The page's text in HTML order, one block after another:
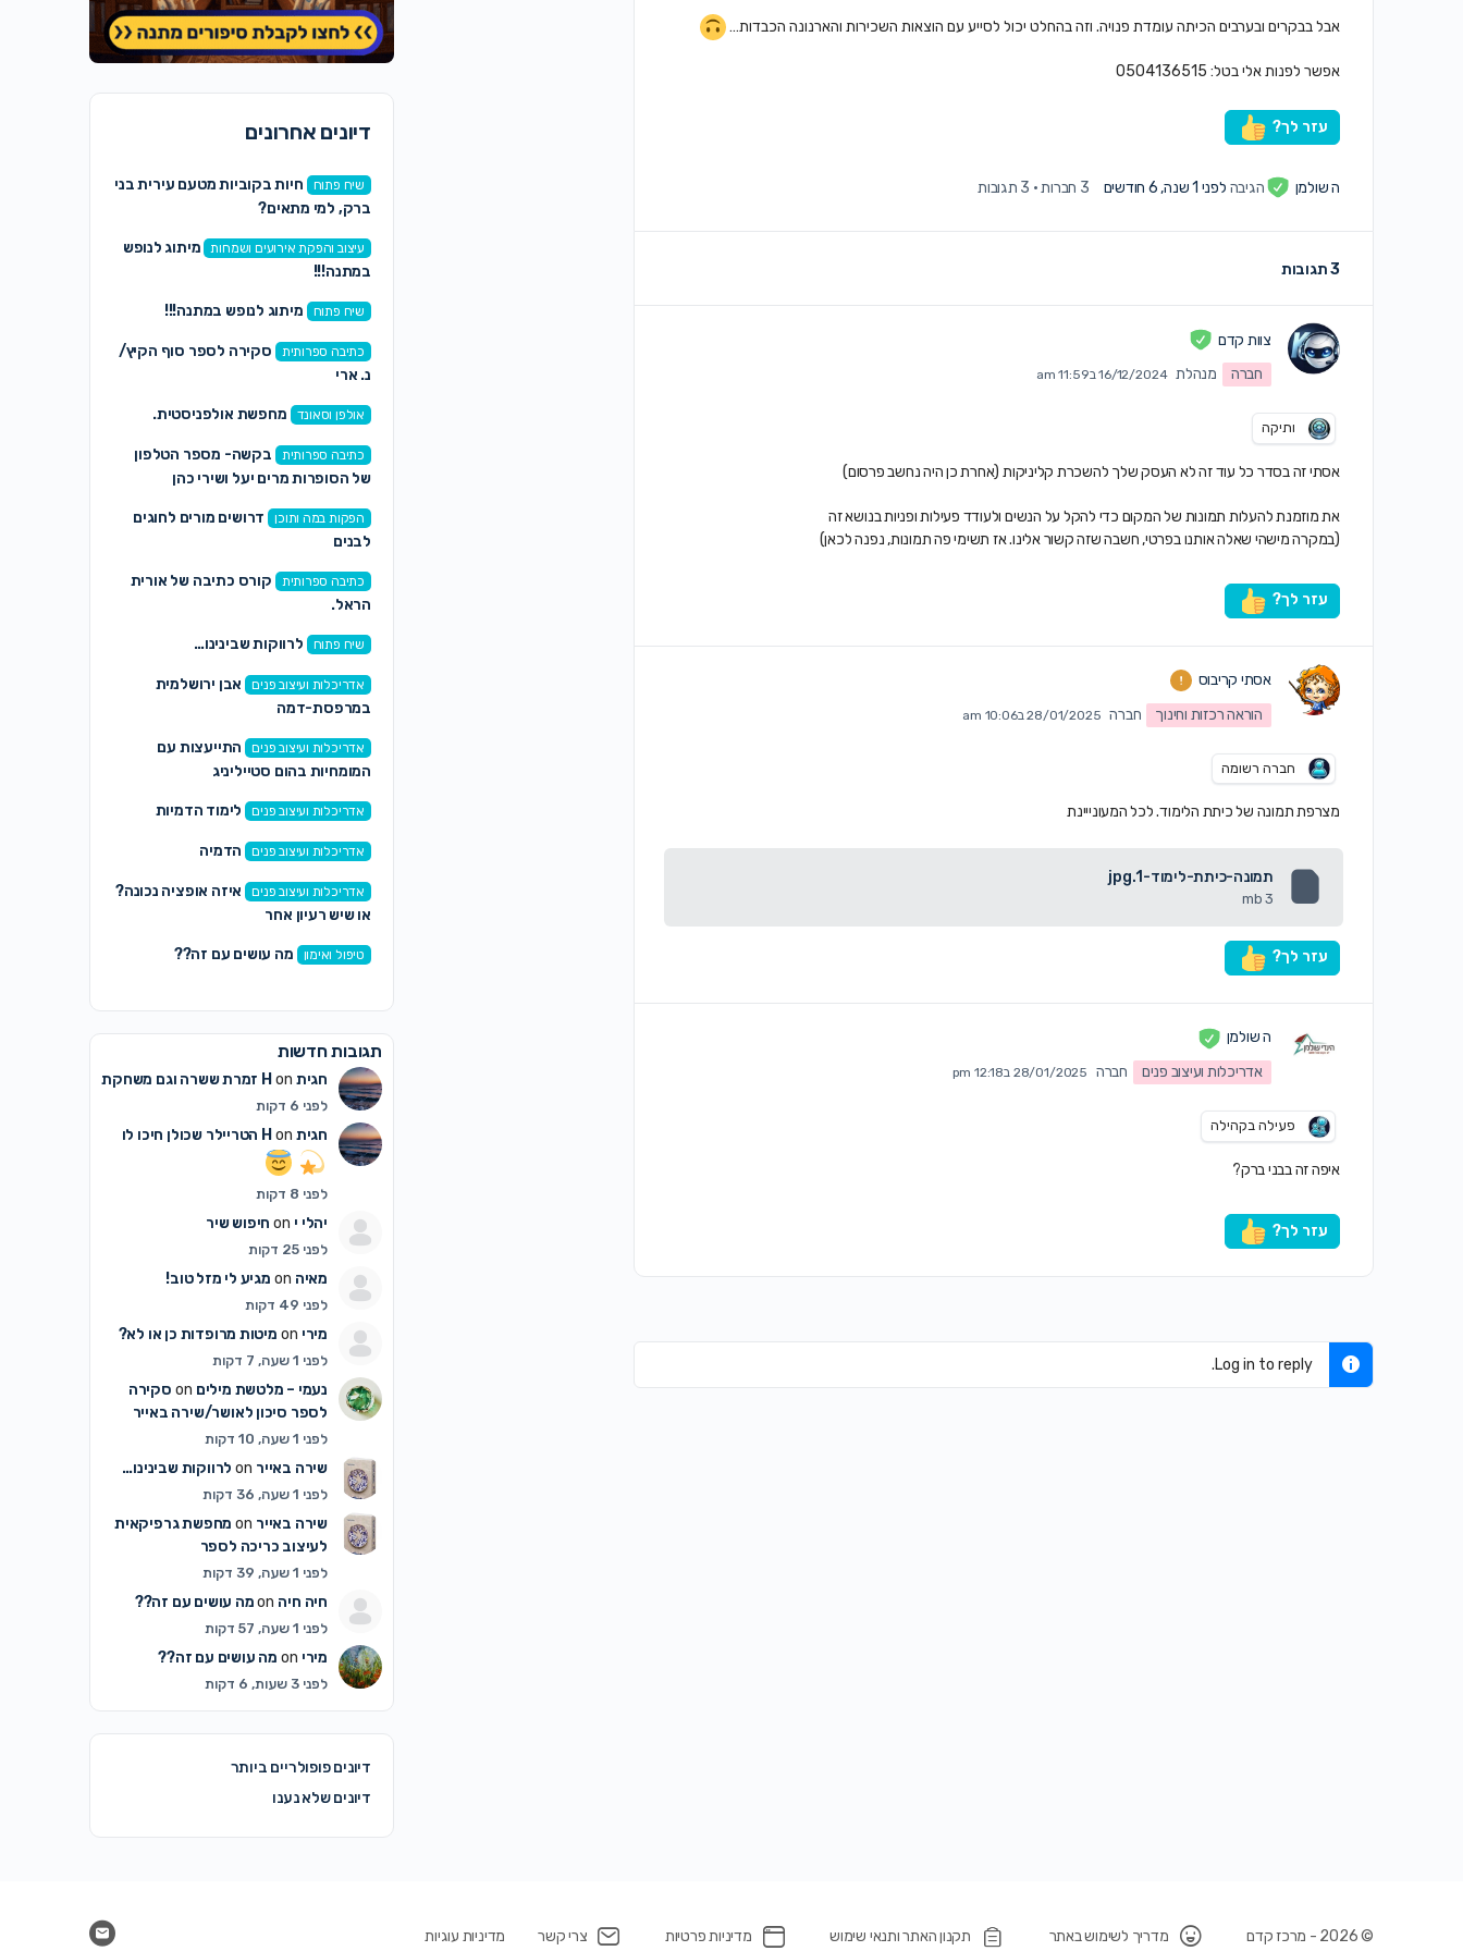
אבל בבקרים ובערבים הכיתה עומדת פנויה. וזה בהחלט יכול לסייע עם הוצאות השכירות והארנונה הכבדות…
אפשר לפנות אלי בטל: 0504136515
עזר לך?
ה שולמן הגיבה לפני 1 שנה, 6 חודשים 3 חברות · 3 תגובות
3 תגובות
צוות קדם
חברה
מנהלת 16/12/2024 ב11:59 am
ותיקה
אסתי זה בסדר כל עוד זה לא העסק שלך להשכרת קליניקות (אחרת כן היה נחשב פרסום)
את מוזמנת להעלות תמונות של המקום כדי להקל על הנשים ולעודד פעילות ופניות בנושא זה
(במקרה מישהי שאלה אותנו בפרטי, חשבה שזה קשור אלינו. אז תשימי פה תמונות, נפנה לכאן)
עזר לך?
אסתי קריבוס
הוראה רכזות וחינוך
חברה 28/01/2025 ב10:06 am
חברה רשומה
מצרפת תמונה של כיתת הלימוד. לכל המעונייינת
תמונה-כיתת-לימוד-1.jpg
3 mb
עזר לך?
ה שולמן
אדריכלות ועיצוב פנים
חברה 28/01/2025 ב12:18 pm
פעילה בקהילה
איפה זה בבני ברק?
עזר לך?
Log in to reply.
דיונים אחרונים
שיח פתוח
חיות בקוביות מטעם עירית בני
ברק, למי מתאים?
עיצוב והפקת אירועים ושמחות
מיתוג לנופש
במתנה!!!
שיח פתוח מיתוג לנופש במתנה!!!
כתיבה ספרותית
סקירה לספר סוף הקיץ/
נ. ארי
אולפן וסאונד מחפשת אולפניסטית.
כתיבה ספרותית
בקשה- מספר הטלפון
של הסופרות מרים יעל ושירי כהן
הפקות במה ותוכן
דרושים מורים לחוגים
לבנים
כתיבה ספרותית
קורס כתיבה של אורית
הראל.
שיח פתוח לרווקות שבינינו…
אדריכלות ועיצוב פנים
אבן ירושלמית
במרפסת-דמה
אדריכלות ועיצוב פנים
התייעצות עם
המומחיות בהום סטייליניג
אדריכלות ועיצוב פנים לימוד הדמיות
אדריכלות ועיצוב פנים הדמיה
אדריכלות ועיצוב פנים
איזה אופציה נכונה?
או שיש רעיון אחר
טיפול ואימון מה עושים עם זה??
תגובות חדשות
חגית H on זמרת ששרה וגם משחקת
לפני 6 דקות
חגית H on הטריילר שכולן חיכו לו
לפני 8 דקות
יהלי י חיפוש שיר
לפני 25 דקות
מאיה מגיע לי מזל טוב!
לפני 49 דקות
מירי מיטות מרופדות כן או לא?
לפני 1 שעה, 7 דקות
נעמי – מלטשת מילים
סקירה
לספר סיכון לאושר/שירה באייר
לפני 1 שעה, 10 דקות
שירה באייר לרווקות שבינינו…
לפני 1 שעה, 36 דקות
שירה באייר
מחפשת גרפיקאית
לעיצוב כריכה לספר
לפני 1 שעה, 39 דקות
חיה חיה מה עושים עם זה??
לפני 1 שעה, 57 דקות
מירי מה עושים עם זה??
לפני 3 שעות, 6 דקות
דיונים פופולריים ביותר
דיונים שלא נענו
© 2026 - מרכז קדם מדריך לשימוש באתר תקנון האתר ותנאי שימוש מדיניות פרטיות צרי קשר מדיניות עוגיות